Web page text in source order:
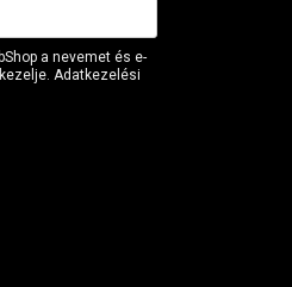
a nevemet és e-
Adatkezelési